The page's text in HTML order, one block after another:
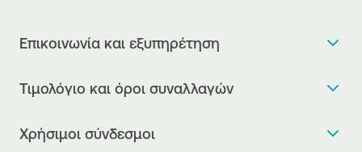
Επικοινωνία και εξυπηρέτηση
Η νέα Ψηφιακή Εποχή στις συναλλαγές, έφτασε!
Τιμολόγιο και όροι συναλλαγών
Χρήσιμοι σύνδεσμοι